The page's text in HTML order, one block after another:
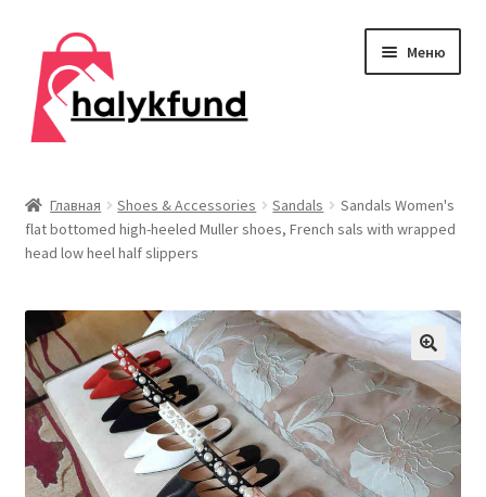
Перейти
навигации
Перейти
содержимому
Меню
меню
Главная
Контакты
Дом и сад
меню
Одежда
Главная Shoes & Accessories Sandals
Sandals Women's
flat bottomed high-heeled Muller shoes, French sals with wrapped
head low heel half slippers